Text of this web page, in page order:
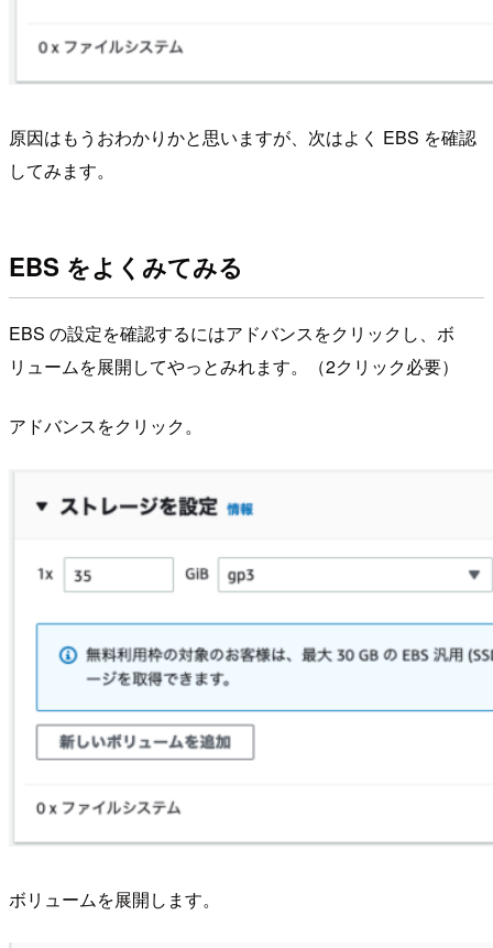
原因はもうおわかりかと思いますが、次はよく EBS を確認
してみます。
EBS をよくみてみる
EBS の設定を確認するにはアドバンスをクリックし、ボ
リュームを展開してやっとみれます。（2クリック必要）
アドバンスをクリック。
ボリュームを展開します。